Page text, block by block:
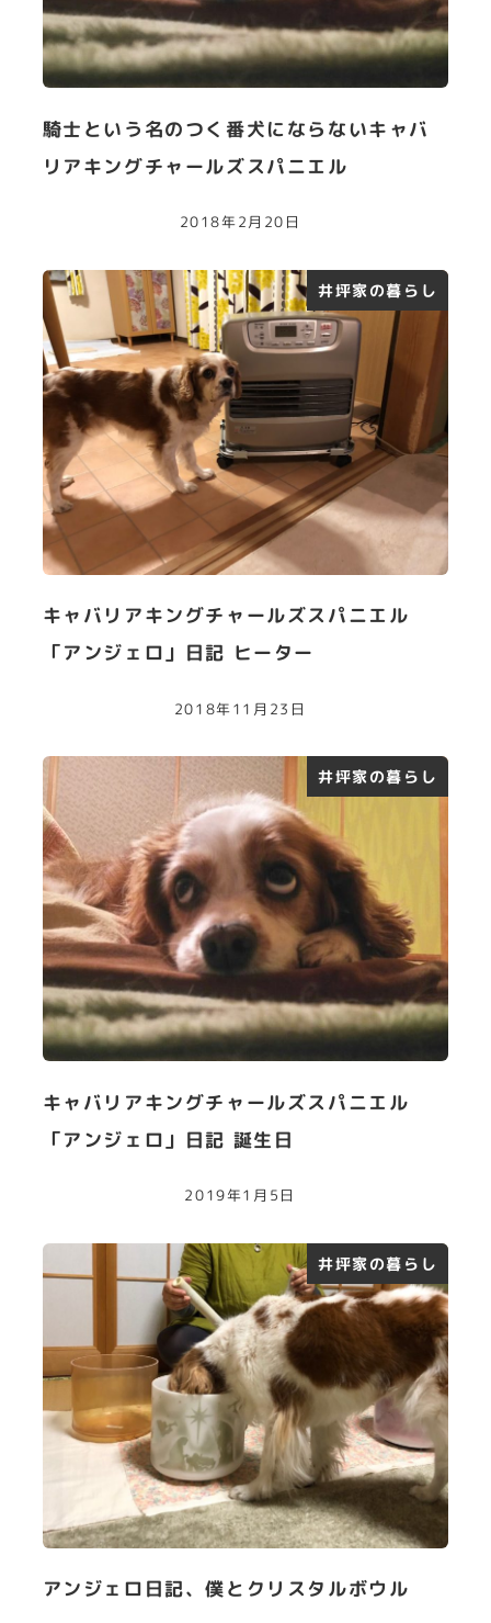
騎士という名のつく番犬にならないキャバ
リアキングチャールズスパニエル
2018年2月20日
井坪家の暮らし
キャバリアキングチャールズスパニエル
「アンジェロ」日記 ヒーター
2018年11月23日
井坪家の暮らし
キャバリアキングチャールズスパニエル
「アンジェロ」日記 誕生日
2019年1月5日
井坪家の暮らし
アンジェロ日記、僕とクリスタルボウル